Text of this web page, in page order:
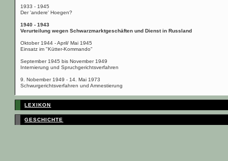
1933 - 1945
Der 'andere' Hoegen?
1940 - 1943
Verurteilung wegen Schwarzmarktgeschäften und Dienst in Russland
Oktober 1944 - April/ Mai 1945
Einsatz im "Kütter-Kommando"
September 1945 bis November 1949
Internierung und Spruchgerichtsverfahren
9. Nobember 1949 - 14. Mai 1973
Schwurgerichtsverfahren und Amnestierung
LEXIKON
GESCHICHTE